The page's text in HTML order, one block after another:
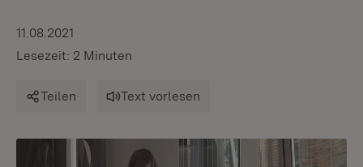
11.08.2021
Lesezeit: 2 Minuten
Teilen Text vorlesen